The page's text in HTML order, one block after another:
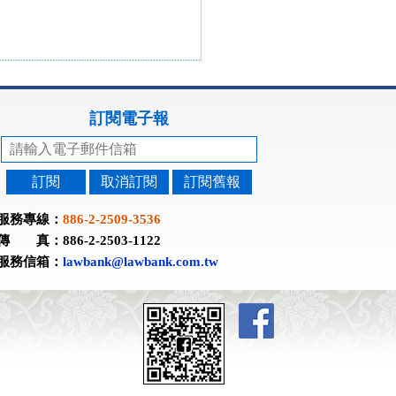
訂閱電子報
訂閱 取消訂閱 訂閱舊報
務專線： 886-2-2509-3536
真：886-2-2503-1122
務信箱： lawbank@lawbank.com.tw